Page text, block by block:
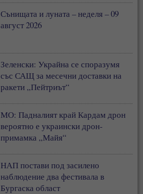
Сънищата и луната – неделя – 09
август 2026
Зеленски: Украйна се споразумя
със САЩ за месечни доставки на
ракети „Пейтриът“
МО: Падналият край Кардам дрон
вероятно е украински дрон-
примамка „Майя“
НАП постави под засилено
наблюдение два фестивала в
Бургаска област